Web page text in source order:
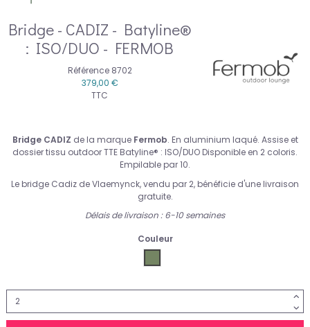
Bridge - CADIZ - Batyline®
: ISO/DUO - FERMOB
Référence 8702
379,00 €
TTC
Bridge CADIZ de la marque Fermob. En aluminium laqué. Assise et
dossier tissu outdoor TTE Batyline® : ISO/DUO Disponible en 2 coloris.
Empilable par 10.
Le bridge Cadiz de Vlaemynck, vendu par 2, bénéficie d'une livraison
gratuite.
Délais de livraison : 6-10 semaines
Couleur